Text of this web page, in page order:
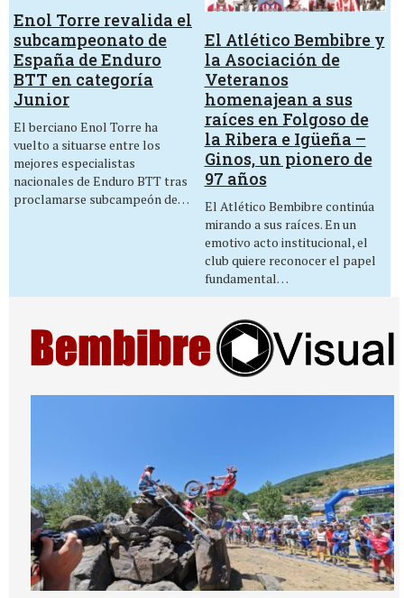
Enol Torre revalida el
subcampeonato de
España de Enduro
BTT en categoría
Junior
El berciano Enol Torre ha
vuelto a situarse entre los
mejores especialistas
nacionales de Enduro BTT tras
proclamarse subcampeón de…
El Atlético Bembibre y
la Asociación de
Veteranos
homenajean a sus
raíces en Folgoso de
la Ribera e Igüeña –
Ginos, un pionero de
97 años
El Atlético Bembibre continúa
mirando a sus raíces. En un
emotivo acto institucional, el
club quiere reconocer el papel
fundamental…